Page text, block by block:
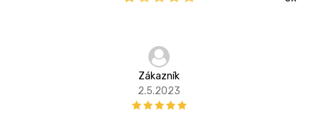
Zákazník
2.5.2023